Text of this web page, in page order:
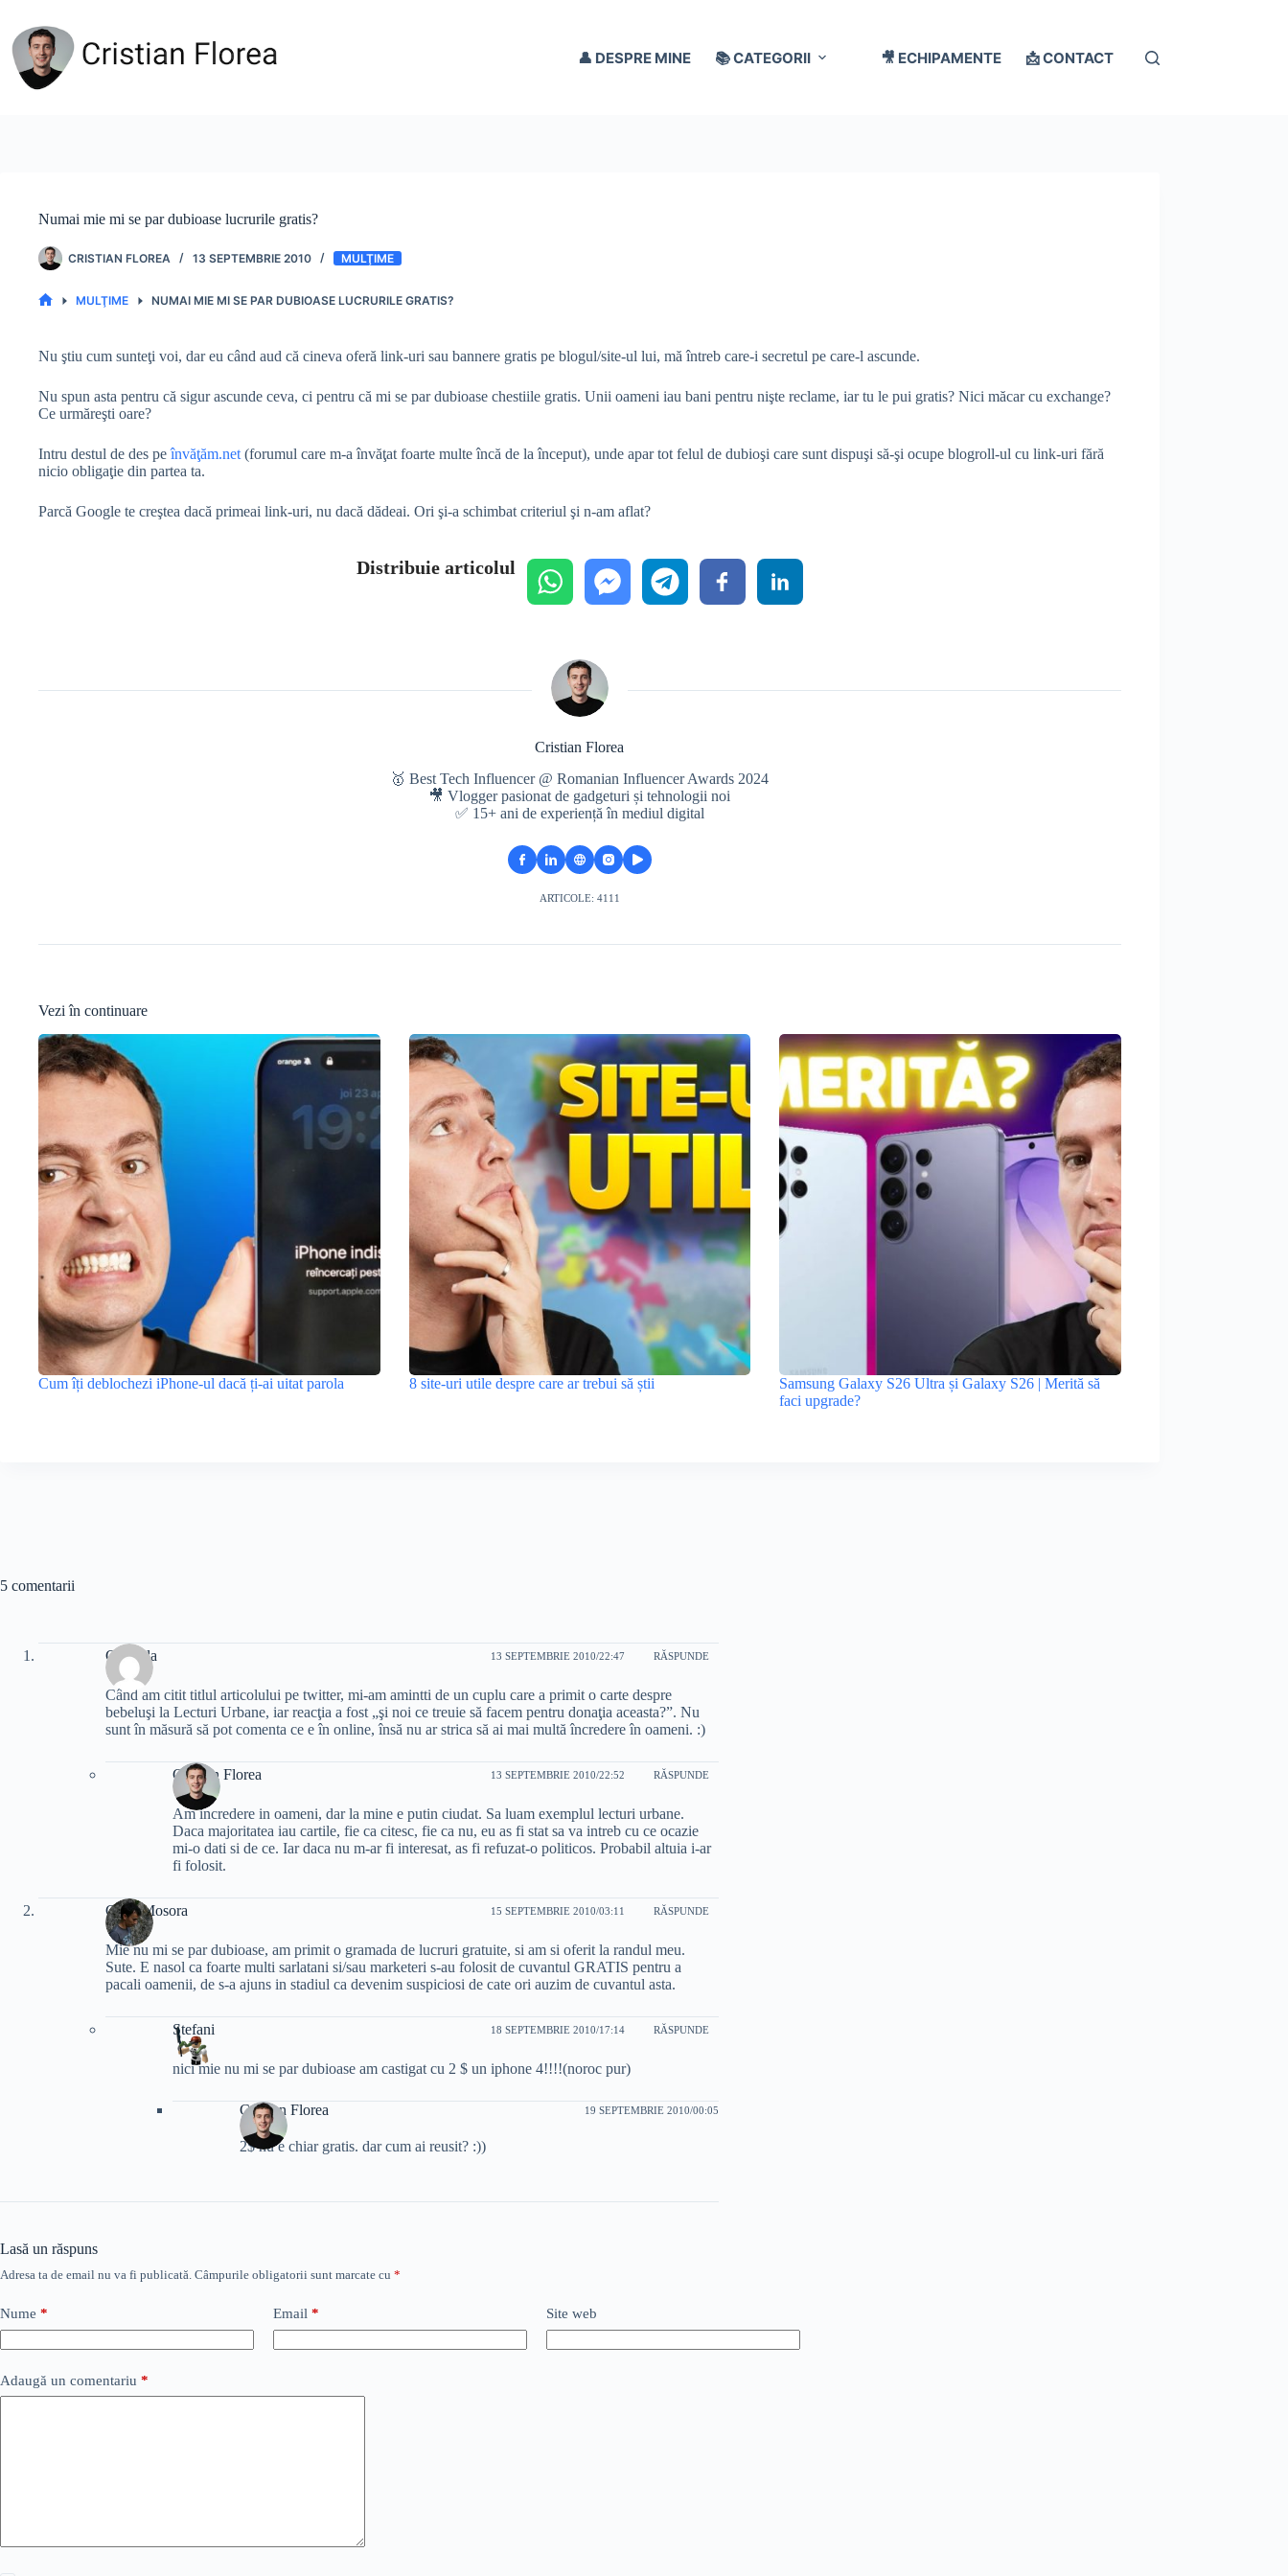
conținut
👤 DESPRE MINE 📚 CATEGORII 🎥 ECHIPAMENTE 📩 CONTACT
Numai mie mi se par dubioase lucrurile gratis?
CRISTIAN FLOREA 13 SEPTEMBRIE 2010 MULŢIME
MULŢIME NUMAI MIE MI SE PAR DUBIOASE LUCRURILE GRATIS?
Nu ştiu cum sunteţi voi, dar eu când aud că cineva oferă link-uri sau bannere gratis pe blogul/site-ul lui, mă întreb care-i secretul pe care-l ascunde.
Nu spun asta pentru că sigur ascunde ceva, ci pentru că mi se par dubioase chestiile gratis. Unii oameni iau bani pentru nişte reclame, iar tu le pui gratis? Nici măcar cu exchange?
Ce urmăreşti oare?
Intru destul de des peînvăţăm.net (forumul care m-a învăţat foarte multe încă de la început), unde apar tot felul de dubioşi care sunt dispuşi să-şi ocupe blogroll-ul cu link-uri fără
nicio obligaţie din partea ta.
Parcă Google te creştea dacă primeai link-uri, nu dacă dădeai. Ori şi-a schimbat criteriul şi n-am aflat?
Distribuie articolul
Cristian Florea
🥇 Best Tech Influencer @ Romanian Influencer Awards 2024
🎥 Vlogger pasionat de gadgeturi și tehnologii noi
✅ 15+ ani de experiență în mediul digital
ARTICOLE: 4111
Vezi în continuare
Cum îți deblochezi iPhone-ul dacă ți-ai uitat parola 8 site-uri utile despre care ar trebui să știi
Samsung Galaxy S26 Ultra și Galaxy S26 | Merită să
faci upgrade?
5 comentarii
Gabriela 13 SEPTEMBRIE 2010/22:47 RĂSPUNDE
Când am citit titlul articolului pe twitter, mi-am amintti de un cuplu care a primit o carte despre
bebeluşi la Lecturi Urbane, iar reacţia a fost „şi noi ce treuie să facem pentru donaţia aceasta?”. Nu
sunt în măsură să pot comenta ce e în online, însă nu ar strica să ai mai multă încredere în oameni. :)
Cristian Florea 13 SEPTEMBRIE 2010/22:52 RĂSPUNDE
Am incredere in oameni, dar la mine e putin ciudat. Sa luam exemplul lecturi urbane.
Daca majoritatea iau cartile, fie ca citesc, fie ca nu, eu as fi stat sa va intreb cu ce ocazie
mi-o dati si de ce. Iar daca nu m-ar fi interesat, as fi refuzat-o politicos. Probabil altuia i-ar
fi folosit.
Cristi Mosora 15 SEPTEMBRIE 2010/03:11 RĂSPUNDE
Mie nu mi se par dubioase, am primit o gramada de lucruri gratuite, si am si oferit la randul meu.
Sute. E nasol ca foarte multi sarlatani si/sau marketeri s-au folosit de cuvantul GRATIS pentru a
pacali oamenii, de s-a ajuns in stadiul ca devenim suspiciosi de cate ori auzim de cuvantul asta.
Stefani 18 SEPTEMBRIE 2010/17:14 RĂSPUNDE
nici mie nu mi se par dubioase am castigat cu 2 $ un iphone 4!!!!(noroc pur)
Cristian Florea 19 SEPTEMBRIE 2010/00:05
2$ nu e chiar gratis. dar cum ai reusit? :))
Lasă un răspuns
Adresa ta de email nu va fi publicată. Câmpurile obligatorii sunt marcate cu *
Nume * Email * Site web
Adaugă un comentariu *